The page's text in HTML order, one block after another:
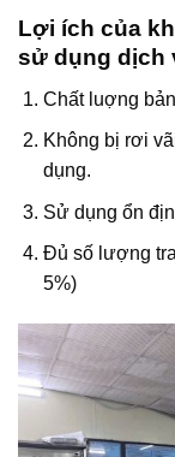
Lợi ích của
sử dụng dịch
Chất luợng
Không bị rơi
dụng.
Sử dụng ổn
Đủ số lượng
5%)